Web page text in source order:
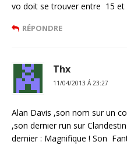
vo doit se trouver entre 15
RÉPONDRE
Thx
11/04/2013 Á 23:27
Alan Davis ,son nom sur un
,son dernier run sur
dernier : Magnifique ! Son